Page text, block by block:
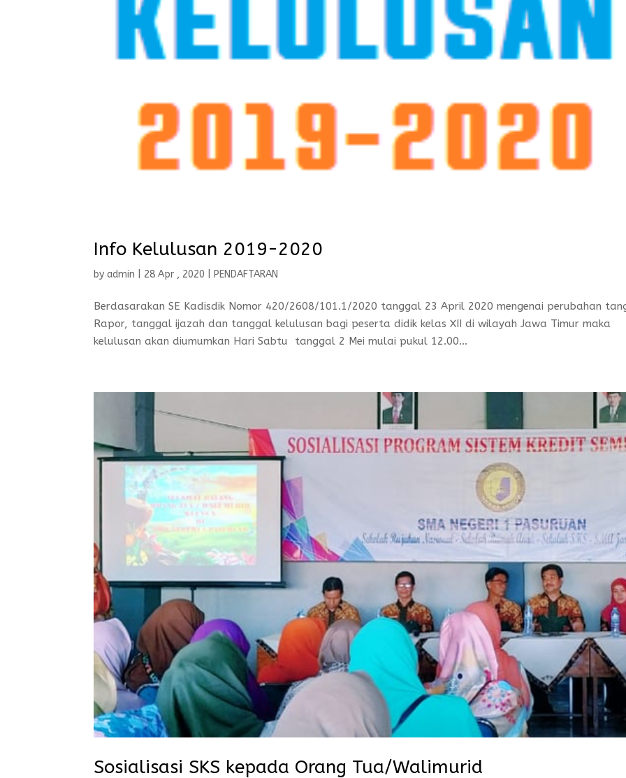
Info Kelulusan 2019-2020
byadmin 28 Apr , 2020 PENDAFTARAN
Berdasarakan SE Kadisdik Nomor 420/2608/101.1/2020 tanggal 23 April 2020 mengenai perubahan
Rapor, tanggal ijazah dan tanggal kelulusan bagi peserta didik kelas XII di wilayah Jawa Timur maka
kelulusan akan diumumkan Hari Sabtu tanggal 2 Mei mulai pukul 12.00...
Sosialisasi SKS kepada Orang Tua/Walimurid